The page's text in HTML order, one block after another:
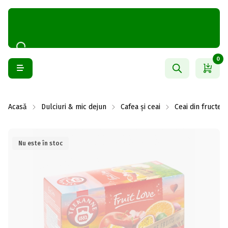
0
Acasă Dulciuri & mic dejun Cafea și ceai Ceai din fructe
Nu este în stoc